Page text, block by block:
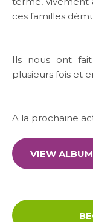
ces familles
Ils nous ont fait
plusieurs fois et
A la prochaine
VIEW ALBUM